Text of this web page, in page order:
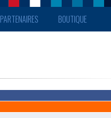
PARTENAIRES BOUTIQUE